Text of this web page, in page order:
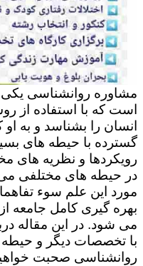
مشاوره روانشناسی
است که با استفاده
انسان را بشناسد و به
گسترده با حیطه های
رویکردها و نظریه های
در حیطه های مختلفی می
مورد این علم سوء
بهره گیری کامل جامعه
می شود. در این مقاله
با تخصصات دیگر و
روانشناسی صحبت